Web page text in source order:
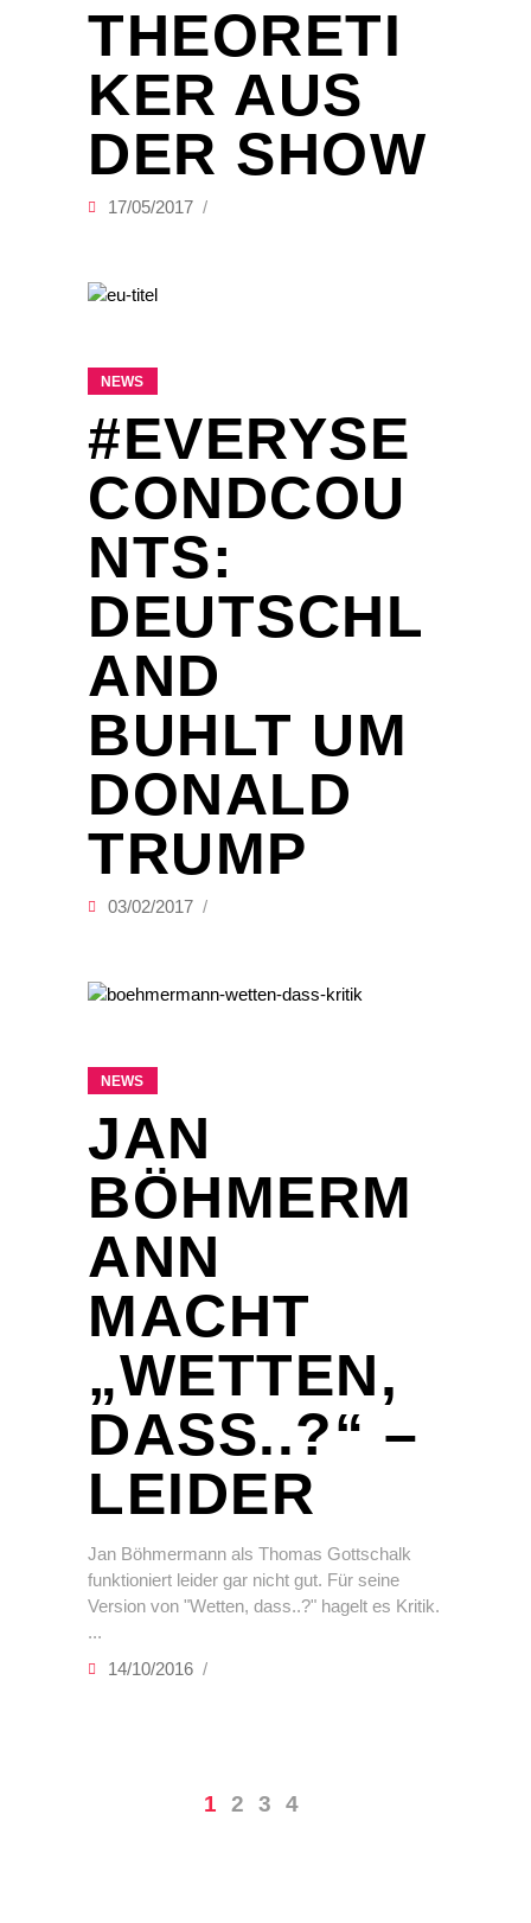
HEORETIK
ER AUS D
ER SHOW
17/05/2017
NEWS
#EVERYSE
CONDCOU
NTS:
DEUTSCHL
AND
BUHLT UM
DONALD
TRUMP
03/02/2017
NEWS
JAN
BÖHMERM
ANN
MACHT
„WETTEN,
DASS..?“ –
LEIDER
Jan Böhmermann als Thomas Gottschalk
funktioniert leider gar nicht gut. Für seine
Version von "Wetten, dass..?" hagelt es Kritik.
14/10/2016
1 2 3 4